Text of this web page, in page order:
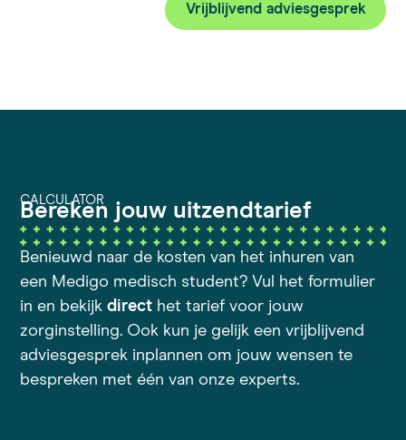
Vrijblijvend adviesgesprek
CALCULATOR
Bereken jouw uitzendtarief
Benieuwd naar de kosten van het inhuren van
een Medigo medisch student? Vul het formulier
in en bekijkdirect het tarief voor jouw
zorginstelling. Ook kun je gelijk een vrijblijvend
adviesgesprek inplannen om jouw wensen te
bespreken met één van onze experts.